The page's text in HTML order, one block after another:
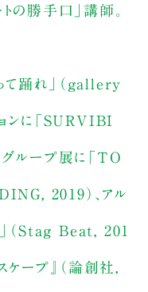
の勝手口」講師。
て踊れ」（gallery
ンに「SURVIBI
ループ展に「TO
2019）、アル
（Stag Beat, 201
ケープ』（論創社,